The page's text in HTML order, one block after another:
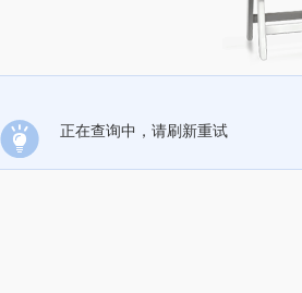
正在查询中，请刷新重试